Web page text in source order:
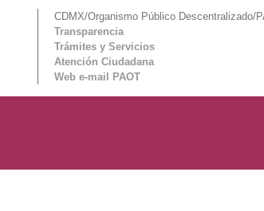
CDMX/Organismo Público Descentralizado/
Transparencia
Trámites y Servicios
Atención Ciudadana
Web e-mail PAOT